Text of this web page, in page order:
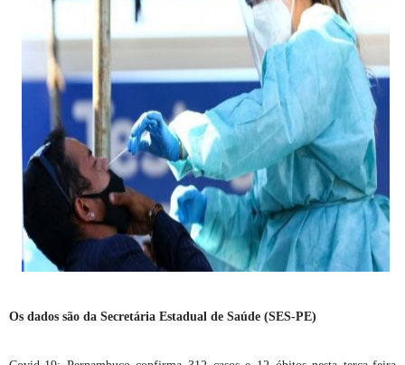
Os dados são da Secretária Estadual de Saúde (SES-PE)